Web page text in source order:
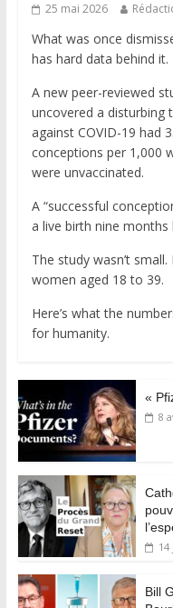
25 mai 2026
What was once
has hard data behind it.
A new peer-reviewed
uncovered a disturbing
against COVID-19 had
conceptions per 1,000
were unvaccinated.
A “successful
a live birth nine months
The study wasn’t
women aged 18 to 39.
Here’s what the
for humanity.
«
8
14
Bill